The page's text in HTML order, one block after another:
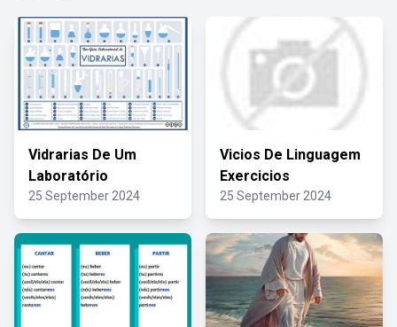
Vidrarias De Um
Laboratório
25 September 2024
Vicios De Linguagem
Exercicios
25 September 2024